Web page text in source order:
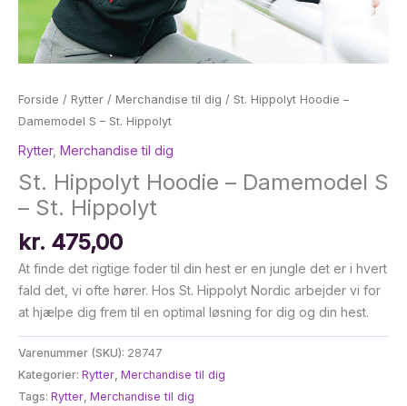
Forside / Rytter / Merchandise til dig / St. Hippolyt Hoodie –
Damemodel S – St. Hippolyt
Rytter, Merchandise til dig
St. Hippolyt Hoodie – Damemodel S
– St. Hippolyt
kr. 475,00
At finde det rigtige foder til din hest er en jungle det er i hvert
fald det, vi ofte hører. Hos St. Hippolyt Nordic arbejder vi for
at hjælpe dig frem til en optimal løsning for dig og din hest.
Varenummer (SKU): 28747
Kategorier: Rytter Merchandise til dig
Tags: Rytter Merchandise til dig